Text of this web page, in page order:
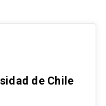
de Chile